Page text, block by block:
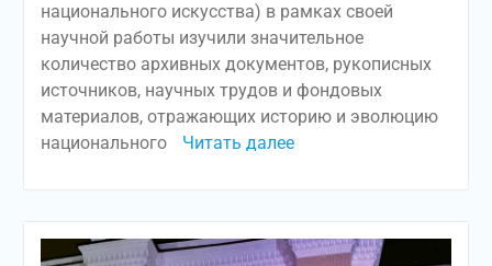
национального искусства) в рамках своей
научной работы изучили значительное
количество архивных документов, рукописных
источников, научных трудов и фондовых
материалов, отражающих историю и эволюцию
национального
Читать далее